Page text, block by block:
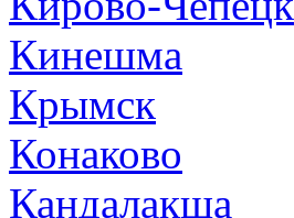
Кинешма
Крымск
Конаково
Кандалакша